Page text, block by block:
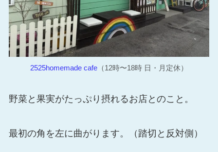
2525homemade cafe （12時〜18時 日・月定休）
野菜と果実がたっぷり摂れるお店とのこと。
最初の角を左に曲がります。（踏切と反対側）